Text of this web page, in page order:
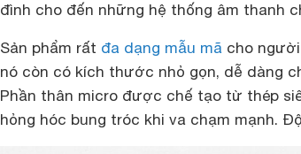
đình cho đến những hệ thống âm thanh
Sản phẩm rất đa dạng mẫu mã cho
nó còn có kích thước nhỏ gọn, dễ dàng
Phần thân micro được chế tạo từ thép
hỏng hóc bung tróc khi va chạm mạnh.